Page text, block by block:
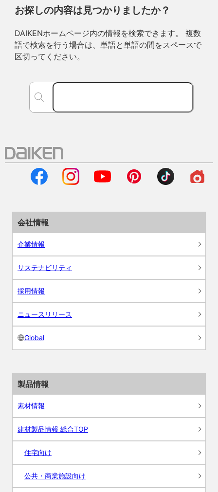
お探しの内容は見つかりましたか？
DAIKENホームページ内の情報を検索できます。 複数
語で検索を行う場合は、単語と単語の間をスペースで
区切ってください。
会社情報
企業情報
サステナビリティ
採用情報
ニュースリリース
Global
製品情報
素材情報
建材製品情報 総合TOP
住宅向け
公共・商業施設向け